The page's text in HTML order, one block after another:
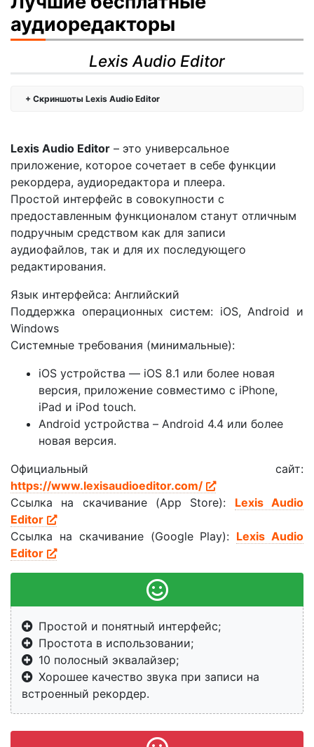
аудиоредакторы
Lexis Audio Editor
Скриншоты Lexis Audio Editor
Lexis Audio Editor – это универсальное
приложение, которое сочетает в себе функции
рекордера, аудиоредактора и плеера.
Простой интерфейс в совокупности с
предоставленным функционалом станут отличным
подручным средством как для записи
аудиофайлов, так и для их последующего
редактирования.
Язык интерфейса: Английский
Поддержка операционных систем: iOS, Android и
Windows
Системные требования (минимальные):
iOS устройства — iOS 8.1 или более новая
версия, приложение совместимо с iPhone,
iPad и iPod touch.
Android устройства – Android 4.4 или более
новая версия.
Официальный сайт:
https://www.lexisaudioeditor.com/
Ссылка на скачивание (App Store): Lexis Audio
Editor
Ссылка на скачивание (Google Play): Lexis Audio
Editor
Простой и понятный интерфейс;
Простота в использовании;
10 полосный эквалайзер;
Хорошее качество звука при записи на
встроенный рекордер.